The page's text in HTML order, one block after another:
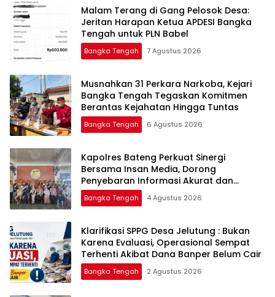
Malam Terang di Gang Pelosok Desa:
Jeritan Harapan Ketua APDESI Bangka
Tengah untuk PLN Babel
Bangka Tengah 7 Agustus 2026
Musnahkan 31 Perkara Narkoba, Kejari
Bangka Tengah Tegaskan Komitmen
Berantas Kejahatan Hingga Tuntas
Bangka Tengah 6 Agustus 2026
‎Kapolres Bateng Perkuat Sinergi
Bersama Insan Media, Dorong
Penyebaran Informasi Akurat dan
Layanan Polri 110
Bangka Tengah 4 Agustus 2026
‎Klarifikasi SPPG Desa Jelutung : Bukan
Karena Evaluasi, Operasional Sempat
Terhenti Akibat Dana Banper Belum Cair
Bangka Tengah 2 Agustus 2026